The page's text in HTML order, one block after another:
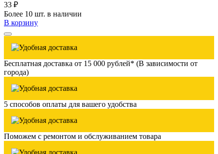
33 ₽
Более 10 шт. в наличии
В корзину
Бесплатная доставка от 15 000 рублей* (В зависимости от
города)
5 способов оплаты для вашего удобства
Поможем с ремонтом и обслуживанием товара